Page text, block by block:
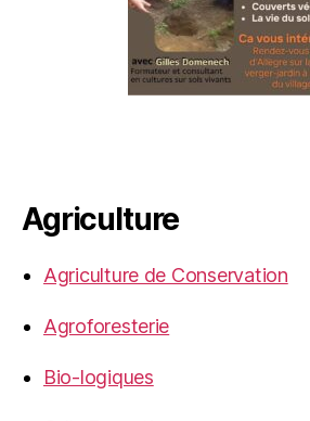
Agriculture
Agriculture de Conservation
Agroforesterie
Bio-logiques